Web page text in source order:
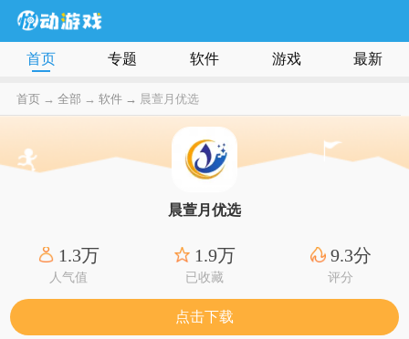
首页 专题 软件 游戏 最新
首页→ 全部 → 软件 → 晨萱月优选
晨萱月优选
1.3万
人气值
1.9万
已收藏
9.3分
评分
点击下载